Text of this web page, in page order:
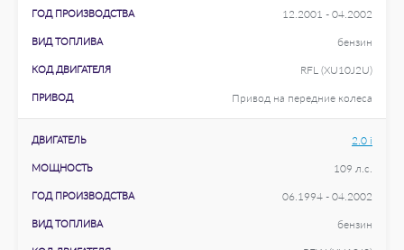
ГОД ПРОИЗВОДСТВА 12.2001 - 04.2002
ВИД ТОПЛИВА бензин
КОД ДВИГАТЕЛЯ RFL (XU10J2U)
ПРИВОД Привод на передние колеса
ДВИГАТЕЛЬ 2.0 i
МОЩНОСТЬ 109 л.с.
ГОД ПРОИЗВОДСТВА 06.1994 - 04.2002
ВИД ТОПЛИВА бензин